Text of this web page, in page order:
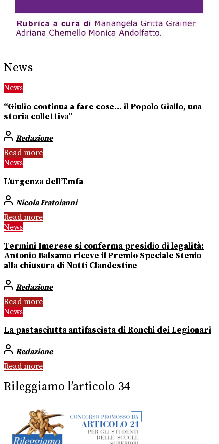
News
News
“Giulio continua a fare cose… il Popolo Giallo, una
storia collettiva”
Redazione
Read more
News
L’urgenza dell’Emfa
Nicola Fratoianni
Read more
News
Termini Imerese si conferma presidio di legalità:
Antonio Balsamo riceve il Premio Speciale Stenio
alla chiusura di Notti Clandestine
Redazione
Read more
News
La pastasciutta antifascista di Ronchi dei Legionari
Redazione
Read more
Rileggiamo l’articolo 34